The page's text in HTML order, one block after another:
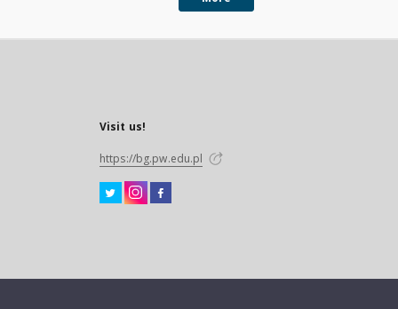
Visit us!
https://bg.pw.edu.pl